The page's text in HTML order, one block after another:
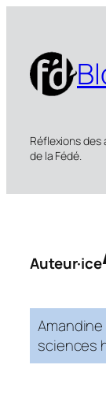
contenu
Réflexions des
de la Fédé.
Auteur·ice
sciences